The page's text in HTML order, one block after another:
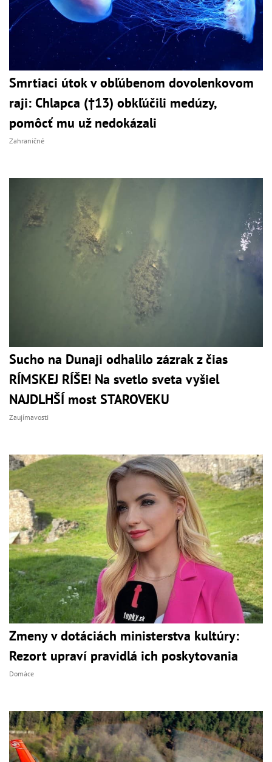
Smrtiaci útok v obľúbenom dovolenkovom
raji: Chlapca (†13) obkľúčili medúzy,
pomôcť mu už nedokázali
Zahraničné
Sucho na Dunaji odhalilo zázrak z čias
RÍMSKEJ RÍŠE! Na svetlo sveta vyšiel
NAJDLHŠÍ most STAROVEKU
Zaujímavosti
Zmeny v dotáciách ministerstva kultúry:
Rezort upraví pravidlá ich poskytovania
Domáce